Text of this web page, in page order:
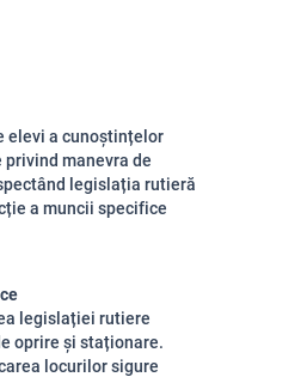
elevi a cunoștințelor
manevra de
legislația rutieră
a muncii specifice
legislației rutiere
oprire și staționare.
locurilor sigure